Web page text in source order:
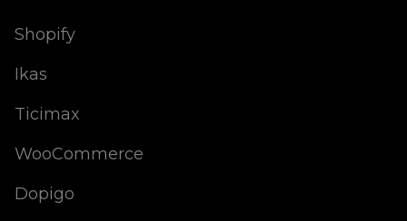
Shopify
Ikas
Ticimax
WooCommerce
Dopigo